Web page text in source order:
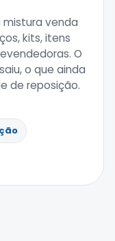
mistura venda
kits, itens
O
o que ainda
de reposição.